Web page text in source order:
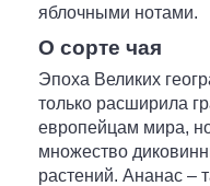
яблочными нотами.
О сорте чая
Эпоха Великих
только расширила
европейцам мира,
множество
растений. Ананас –